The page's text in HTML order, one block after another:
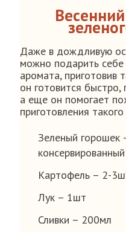
Даже в дождливую
можно подарить себе
аромата, приготовив
он готовится
а еще он помогает
приготовления
Зеленый горошек
Картофель – 2-
Лук – 1шт
Сливки – 200мл